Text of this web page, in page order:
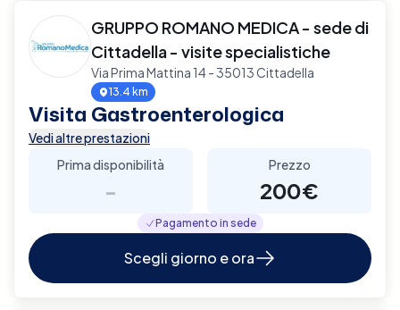
GRUPPO ROMANO MEDICA - sede di
Cittadella - visite specialistiche
Via Prima Mattina 14 - 35013 Cittadella
13.4 km
Visita Gastroenterologica
Vedi altre prestazioni
Prima disponibilità
-
Prezzo
200€
Pagamento in sede
Scegli giorno e ora